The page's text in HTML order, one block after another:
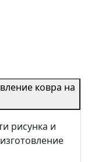
ковра на
рисунка и